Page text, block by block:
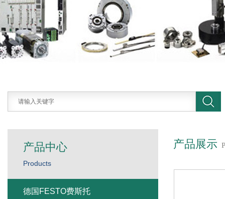
产品展示
产品中心
Products
德国FESTO费斯托